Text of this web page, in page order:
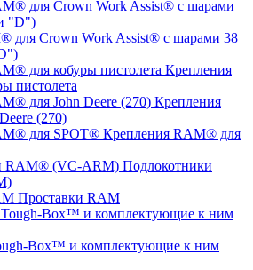
для Crown Work Assist® с шарами 38
Крепления
пистолета
Крепления
(270)
Крепления RAM® для
Подлокотники
Проставки RAM
Box™ и комплектующие к ним